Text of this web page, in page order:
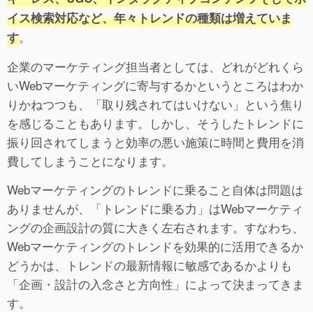
イス検索対応など、年々トレンドの種類は増えていま
す。
企業のマーケティング担当者としては、どれがどれくら
いWebマーケティングに寄与するかというところはわか
りかねつつも、「取り残されてはいけない」という焦り
を感じることもあります。しかし、そうしたトレンドに
振り回されてしまうと効率の悪い施策に時間と費用を消
費してしまうことになります。
Webマーケティングのトレンドに乗ること自体は問題は
ありませんが、「トレンドに乗る力」はWebマーケティ
ングの企画設計の質に大きく左右されます。すなわち、
Webマーケティングのトレンドを効果的に活用できるか
どうかは、トレンドの最新情報に敏感であるかよりも
「企画・設計の入念さと方向性」によって決まってきま
す。